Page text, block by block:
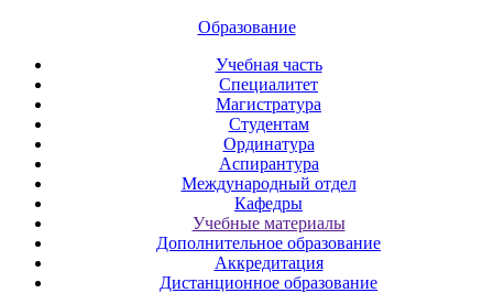
Образование
Учебная часть
Специалитет
Магистратура
Студентам
Ординатура
Аспирантура
Международный отдел
Кафедры
Учебные материалы
Дополнительное образование
Аккредитация
Дистанционное образование